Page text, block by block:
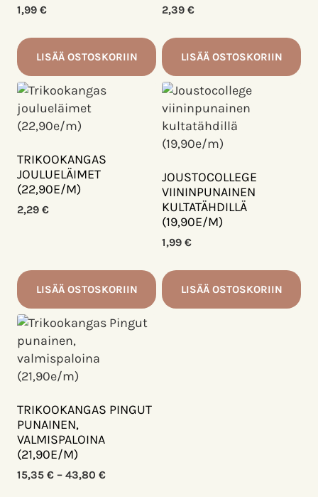
1,99 €
LISÄÄ OSTOSKORIIN
2,39 €
LISÄÄ OSTOSKORIIN
TRIKOOKANGAS
JOULUELÄIMET
(22,90E/M)
2,29 €
LISÄÄ OSTOSKORIIN
JOUSTOCOLLEGE
VIININPUNAINEN
KULTATÄHDILLÄ
(19,90E/M)
1,99 €
LISÄÄ OSTOSKORIIN
TRIKOOKANGAS PINGUT
PUNAINEN,
VALMISPALOINA
(21,90E/M)
15,35 € – 43,80 €Hintaluokka: